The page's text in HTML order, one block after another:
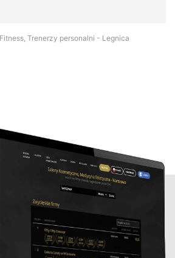
Trenerzy personalni - Legnica